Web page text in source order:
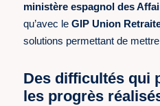
ministère espagnol des
qu’avec leGIP Union
solutions permettant de
Des difficultés qui
les progrès